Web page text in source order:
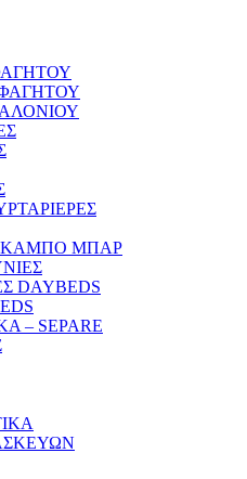
ΜΠΑΡ
DAYBEDS
– SEPARE